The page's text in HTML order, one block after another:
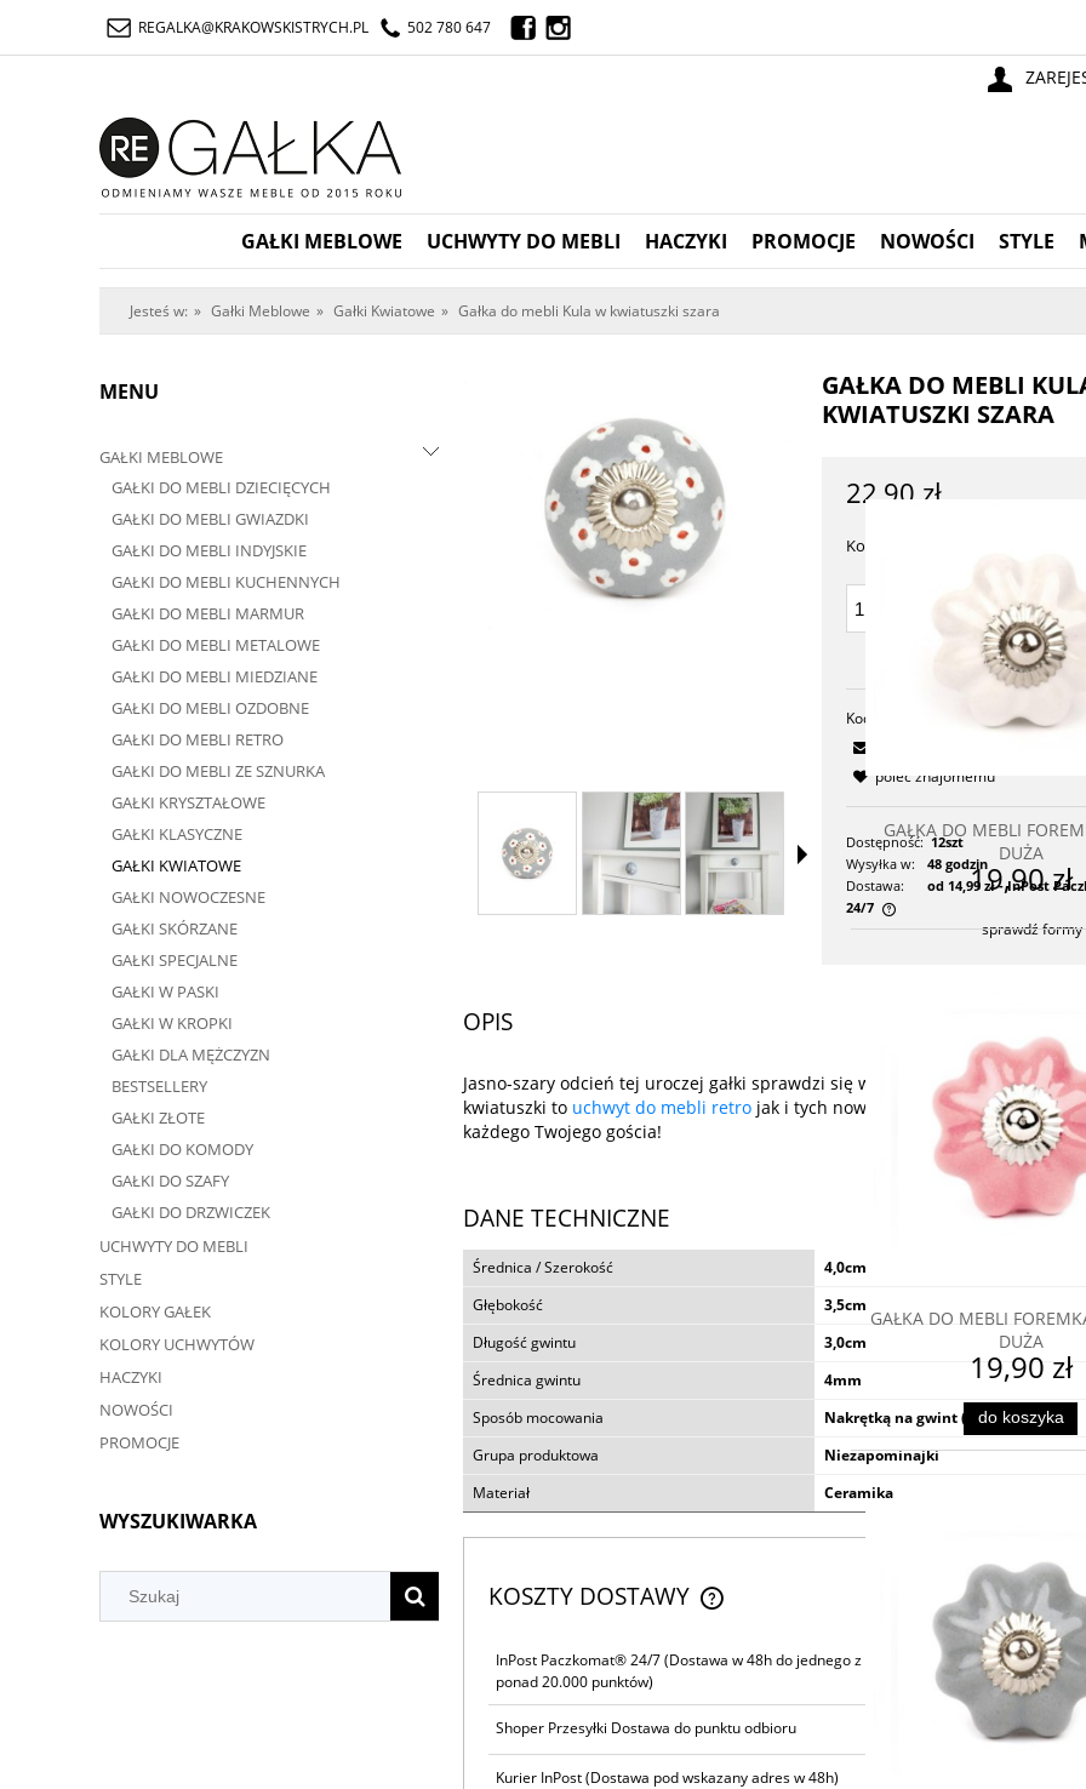
REGALKA@KRAKOWSKISTRYCH.PL 502 780 647
GAŁKI MEBLOWE UCHWYTY DO MEBLI HACZYKI PROMOCJE NOWOŚCI STYLE
Jesteś w: » Gałki Meblowe » Gałki Kwiatowe » Gałka do mebli Kula w kwiatuszki szara
MENU
GAŁKI MEBLOWE
GAŁKI DO MEBLI DZIECIĘCYCH
GAŁKI DO MEBLI GWIAZDKI
GAŁKI DO MEBLI INDYJSKIE
GAŁKI DO MEBLI KUCHENNYCH
GAŁKI DO MEBLI MARMUR
GAŁKI DO MEBLI METALOWE
GAŁKI DO MEBLI MIEDZIANE
GAŁKI DO MEBLI OZDOBNE
GAŁKI DO MEBLI RETRO
GAŁKI DO MEBLI ZE SZNURKA
GAŁKI KRYSZTAŁOWE
GAŁKI KLASYCZNE
GAŁKI KWIATOWE
GAŁKI NOWOCZESNE
GAŁKI SKÓRZANE
GAŁKI SPECJALNE
GAŁKI W PASKI
GAŁKI W KROPKI
GAŁKI DLA MĘŻCZYZN
BESTSELLERY
GAŁKI ZŁOTE
GAŁKI DO KOMODY
GAŁKI DO SZAFY
GAŁKI DO DRZWICZEK
UCHWYTY DO MEBLI
STYLE
KOLORY GAŁEK
KOLORY UCHWYTÓW
HACZYKI
NOWOŚCI
PROMOCJE
WYSZUKIWARKA
GAŁKA DO MEBLI
KWIATUSZKI SZARA
22,90 zł
Kolory:
DO
dodaj do
Kod produktu:
poleć znajomemu
Dostępność: 12szt
Wysyłka w:
48 godzin
Dostawa:
od 14,99 zł - InPost
24/7
sprawdź formy
OPIS
Jasno-szary odcień tej uroczej gałki sprawdzi się w każdym wnętrzu. Nasza
kwiatuszki to uchwyt do mebli retro jak i tych nowoczesnych. Będzie cieszyć
każdego Twojego gościa!
DANE TECHNICZNE
Średnica / Szerokość
4,0cm
Głębokość
3,5cm
Długość gwintu
3,0cm
Średnica gwintu
4mm
Sposób mocowania
Nakrętką na gwint (widoczny)
Grupa produktowa
Niezapominajki
Materiał
Ceramika
KOSZTY DOSTAWY
CENA NIE ZAWIERA EWENTUALNYCH
InPost Paczkomat® 24/7(Dostawa w 48h do jednego z
ponad 20.000 punktów)
14,99 zł
Shoper Przesyłki Dostawa do punktu odbioru 16,99 zł
Kurier InPost(Dostawa pod wskazany adres w 48h)
GAŁKA DO MEBLI
DUŻA
19,90 zł
GAŁKA DO MEBLI
DUŻA
19,90 zł
do koszyka
GAŁKA DO MEBLI GOLD
24,90 zł
do koszyka